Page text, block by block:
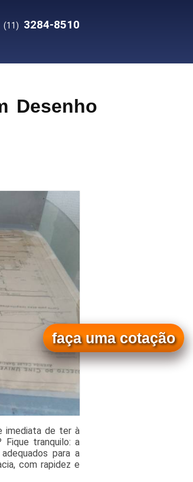
(11) 3284-8510
Desenho
imediata de ter à
Fique tranquilo: a
para a
com rapidez e
faça uma cotação